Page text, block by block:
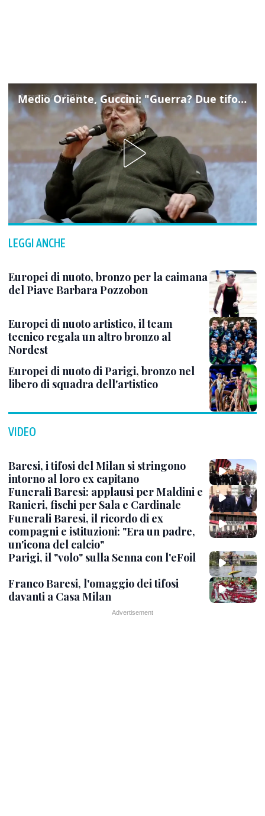
Medio Oriente, Guccini: "Guerra? Due tifoserie che si urlano contro e dimenticano vittime"
LEGGI ANCHE
Europei di nuoto, bronzo per la caimana
del Piave Barbara Pozzobon
Europei di nuoto artistico, il team
tecnico regala un altro bronzo al
Nordest
Europei di nuoto di Parigi, bronzo nel
libero di squadra dell'artistico
VIDEO
Baresi, i tifosi del Milan si stringono
intorno al loro ex capitano
Funerali Baresi: applausi per Maldini e
Ranieri, fischi per Sala e Cardinale
Funerali Baresi, il ricordo di ex
compagni e istituzioni: "Era un padre,
un'icona del calcio"
Parigi, il "volo" sulla Senna con l'eFoil
Franco Baresi, l'omaggio dei tifosi
davanti a Casa Milan